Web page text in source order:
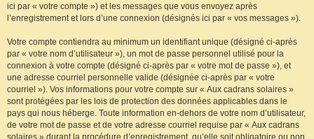
ici par « votre compte ») et les messages que vous envoyez après
l’enregistrement et lors d’une connexion (désignés ici par « vos messages »).
Votre compte contiendra au minimum un identifiant unique (désigné ci-après
par « votre nom d’utilisateur »), un mot de passe personnel utilisé pour la
connexion à votre compte (désigné ci-après par « votre mot de passe »), et
une adresse courriel personnelle valide (désignée ci-après par « votre
courriel »). Vos informations pour votre compte sur « Aux cadrans solaires »
sont protégées par les lois de protection des données applicables dans le
pays qui nous héberge. Toute information en-dehors de votre nom d’utilisateur,
de votre mot de passe et de votre adresse courriel requise par « Aux cadrans